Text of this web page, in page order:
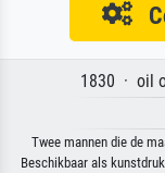
1830 · oil
Twee mannen die de
Beschikbaar als